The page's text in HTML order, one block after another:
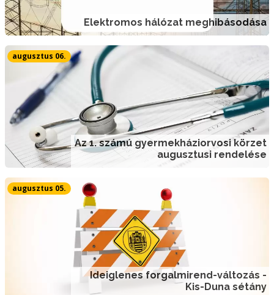
Elektromos hálózat meghibásodása
Az 1. számú gyermekháziorvosi körzet
augusztusi rendelése
augusztus 06.
Ideiglenes forgalmirend-változás -
Kis-Duna sétány
augusztus 05.